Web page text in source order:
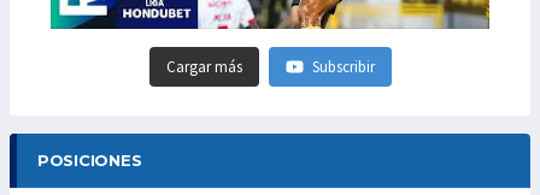
Cargar más Subscribir
POSICIONES